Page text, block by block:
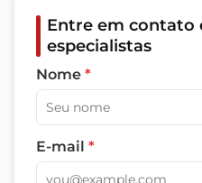
Entre em contato
especialistas
Nome *
E-mail *